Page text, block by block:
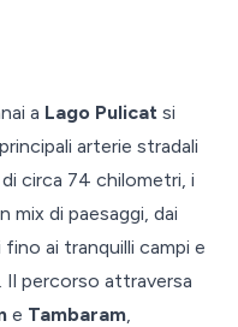
a Lago Pulicat si
arterie stradali
circa 74 chilometri, i
mix di paesaggi, dai
ai tranquilli campi e
Il percorso attraversa
e Tambaram,